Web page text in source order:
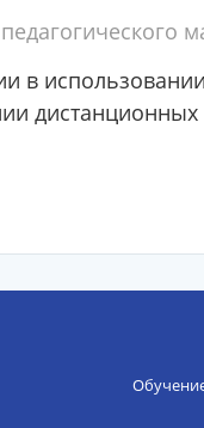
в
дистанционных